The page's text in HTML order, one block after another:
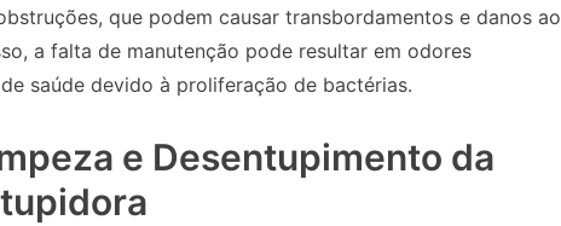
que podem causar transbordamentos e danos ao
a falta de manutenção pode resultar em odores
saúde devido à proliferação de bactérias.
e Desentupimento da